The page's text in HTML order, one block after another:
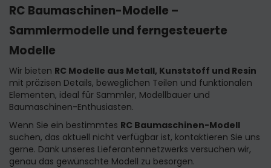
RC Baumaschinen-Modelle –
Sammlermodelle und ferngesteuerte
Modelle
Wir bieten RC Modelle aus Metall, Kunststoff und Resin
mit präzisen Details, beweglichen Teilen und funktionalen
Elementen, ideal für Sammler, Modellbauer und
Baumaschinen-Enthusiasten.
Wenn Sie ein bestimmtes RC Baumaschinen-Modell
suchen, das aktuell nicht verfügbar ist, kontaktieren Sie uns
gerne. Dank unseres Lieferantennetzwerks versuchen wir,
genau das gewünschte Modell zu besorgen.